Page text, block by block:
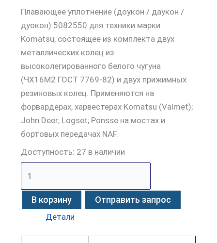
Плавающее уплотнение (доукон / даукон /
дуокон) 5082550 для техники марки
Komatsu, состоящее из комплекта двух
металлических колец из
высоколегированного белого чугуна
(ЧХ16М2 ГОСТ 7769-82) и двух прижимных
резиновых колец. Применяются на
форвардерах, харвестерах Komatsu (Valmet);
John Deer; Logset; Ponsse на мостах и
бортовых передачах NAF.
Доступность: 27 в наличии
В корзину Отправить запрос
Детали